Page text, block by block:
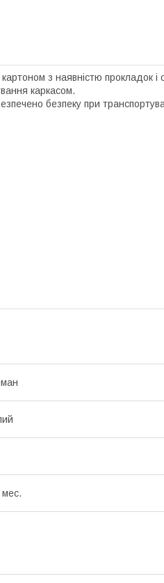
з наявністю прокладок і
каркасом.
безпеку при
мес.